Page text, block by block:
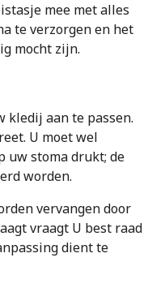
mee met alles
te verzorgen en het
mocht zijn.
kledij aan te passen.
U moet wel
uw stoma drukt; de
worden.
vervangen door
vraagt U best raad
dient te